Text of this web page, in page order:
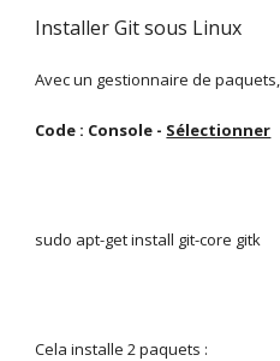
Installer Git sous Linux
Avec un gestionnaire de paquets,
Code : Console - Sélectionner
sudo apt-get install git-core gitk
Cela installe 2 paquets :